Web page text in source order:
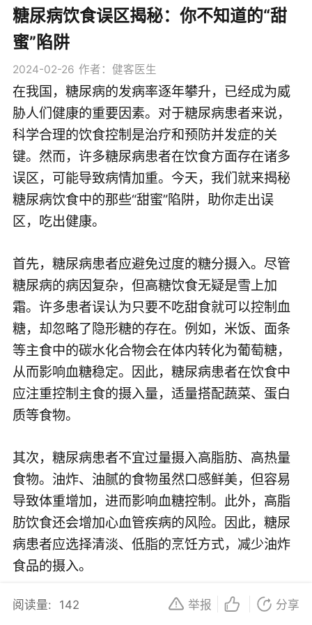
糖尿病饮食误区揭秘：你不知道的“甜
蜜”陷阱
2024-02-26 作者：健客医生
在我国，糖尿病的发病率逐年攀升，已经成为威
胁人们健康的重要因素。对于糖尿病患者来说，
科学合理的饮食控制是治疗和预防并发症的关
键。然而，许多糖尿病患者在饮食方面存在诸多
误区，可能导致病情加重。今天，我们就来揭秘
糖尿病饮食中的那些“甜蜜”陷阱，助你走出误
区，吃出健康。
首先，糖尿病患者应避免过度的糖分摄入。尽管
糖尿病的病因复杂，但高糖饮食无疑是雪上加
霜。许多患者误认为只要不吃甜食就可以控制血
糖，却忽略了隐形糖的存在。例如，米饭、面条
等主食中的碳水化合物会在体内转化为葡萄糖，
从而影响血糖稳定。因此，糖尿病患者在饮食中
应注重控制主食的摄入量，适量搭配蔬菜、蛋白
质等食物。
其次，糖尿病患者不宜过量摄入高脂肪、高热量
食物。油炸、油腻的食物虽然口感鲜美，但容易
导致体重增加，进而影响血糖控制。此外，高脂
肪饮食还会增加心血管疾病的风险。因此，糖尿
病患者应选择清淡、低脂的烹饪方式，减少油炸
食品的摄入。
第三个误区是过度限制碳水化合物。有些糖尿病
阅读量: 142 举报 分享